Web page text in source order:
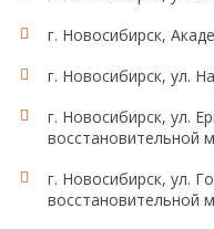
г. Новосибирск,
г. Новосибирск, ул.
г. Новосибирск, ул.
восстановительной
г. Новосибирск, ул.
восстановительной